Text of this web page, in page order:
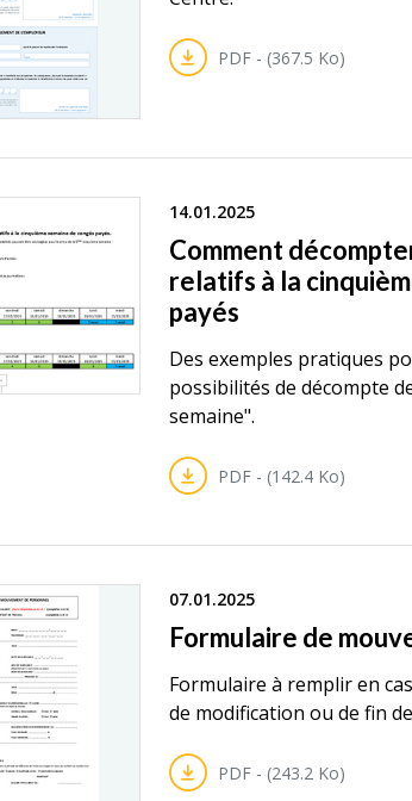
PDF - (367.5 Ko)
14.01.2025
Comment
relatifs à la
payés
Des exemples pratiques
possibilités de décompte
semaine".
PDF - (142.4 Ko)
07.01.2025
Formulaire de
Formulaire à remplir en
de modification ou de fin
PDF - (243.2 Ko)